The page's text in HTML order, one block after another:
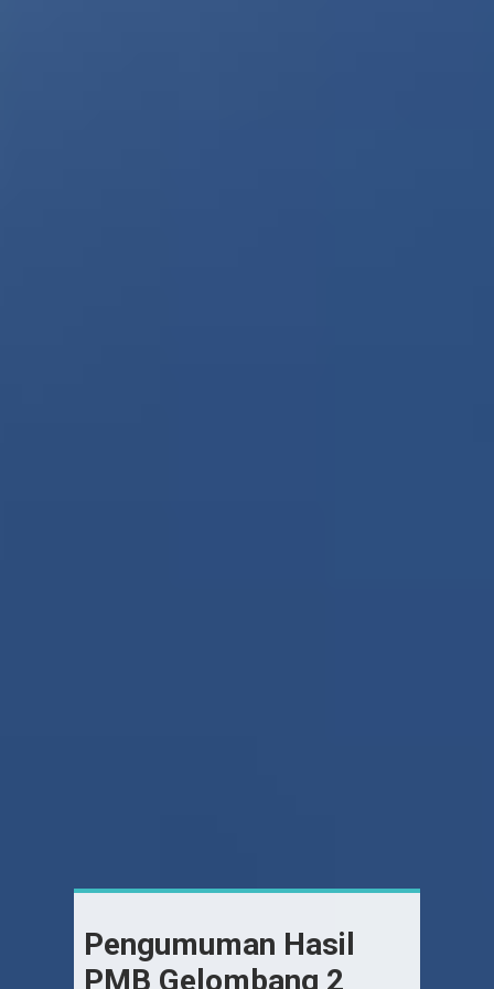
Pengumuman Hasil
PMB Gelombang 2